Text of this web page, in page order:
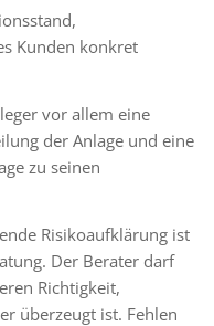
Kunden konkret
vor allem eine
der Anlage und eine
zu seinen
Risikoaufklärung ist
Der Berater darf
Richtigkeit,
überzeugt ist. Fehlen